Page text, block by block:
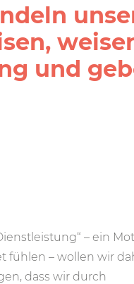
und
– ein
fühlen – wollen wir
dass wir durch